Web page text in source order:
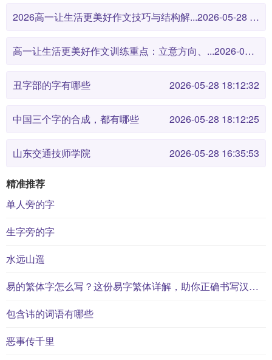
2026高一让生活更美好作文技巧与结构解... 2026-05-28 18:12:46
高一让生活更美好作文训练重点：立意方向、... 2026-05-28 18:12:38
丑字部的字有哪些 2026-05-28 18:12:32
中国三个字的合成，都有哪些 2026-05-28 18:12:25
山东交通技师学院 2026-05-28 16:35:53
精准推荐
单人旁的字
生字旁的字
水远山遥
易的繁体字怎么写？这份易字繁体详解，助你正确书写汉字_汉字繁体学习
包含讳的词语有哪些
恶事传千里